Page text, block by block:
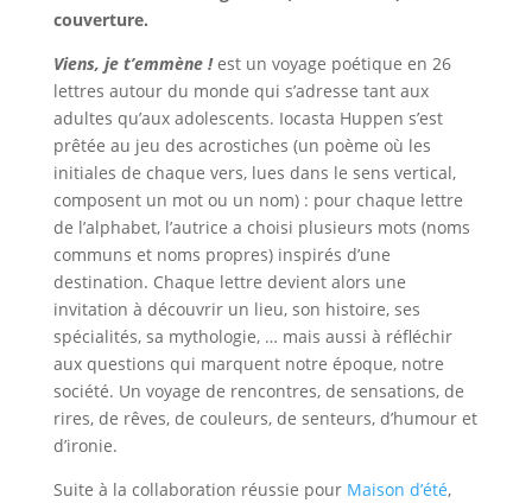
couverture.
Viens, je t’emmène ! est un voyage poétique en 26
lettres autour du monde qui s’adresse tant aux
adultes qu’aux adolescents. Iocasta Huppen s’est
prêtée au jeu des acrostiches (un poème où les
initiales de chaque vers, lues dans le sens vertical,
composent un mot ou un nom) : pour chaque lettre
de l’alphabet, l’autrice a choisi plusieurs mots (noms
communs et noms propres) inspirés d’une
destination. Chaque lettre devient alors une
invitation à découvrir un lieu, son histoire, ses
spécialités, sa mythologie, … mais aussi à réfléchir
aux questions qui marquent notre époque, notre
société. Un voyage de rencontres, de sensations, de
rires, de rêves, de couleurs, de senteurs, d’humour et
d’ironie.
Suite à la collaboration réussie pour Maison d’été,